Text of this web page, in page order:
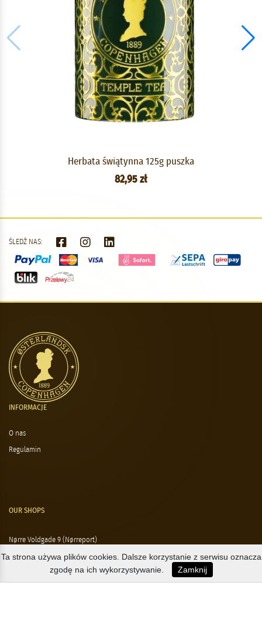
Herbata świątynna 125g puszka
82,95 zł
ŚLEDŹ NAS:
INFORMACJE
O nas
Regulamin
OUR SHOPS
Nørre Voldgade 9 (Nørreport)
Magasin, Kgs. Nytorv
Falkonér Allé 11 (Frederiksberg)
Ta strona używa plików cookies. Dalsze korzystanie z serwisu oznacza
zgodę na ich wykorzystywanie.
Zamknij